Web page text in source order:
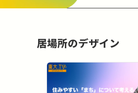
居場所のデザイン